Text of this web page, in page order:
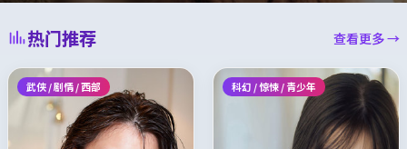
热门推荐 查看更多 →
武侠 / 剧情 / 西部 科幻 / 惊悚 / 青少年